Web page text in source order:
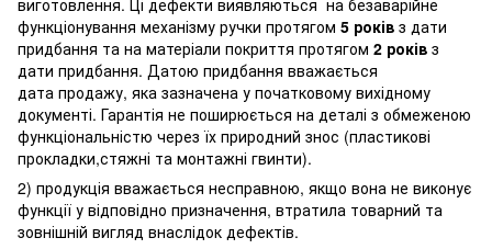
виготовлення. Ці дефекти виявляються на безаварійне
функціонування механізму ручки протягом 5 років з дати
придбання та на матеріали покриття протягом 2 років з
дати придбання. Датою придбання вважається
дата продажу, яка зазначена у початковому вихідному
документі. Гарантія не поширюється на деталі з обмеженою
функціональністю через їх природний знос (пластикові
прокладки,стяжні та монтажні гвинти).
2) продукція вважається несправною, якщо вона не виконує
функції у відповідно призначення, втратила товарний та
зовнішній вигляд внаслідок дефектів.